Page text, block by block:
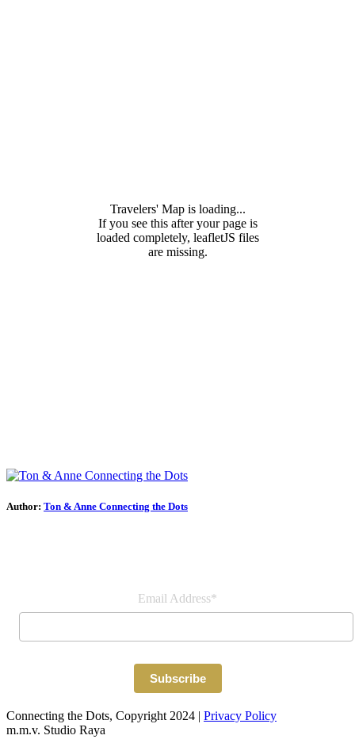
Travelers' Map is loading...
If you see this after your page is
loaded completely, leafletJS files
are missing.
Author: Ton & Anne Connecting the Dots
Email Address*
Connecting the Dots, Copyright 2024 | Privacy Policy
m.m.v. Studio Raya